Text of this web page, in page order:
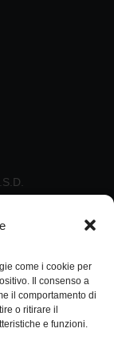
come i cookie per
Il consenso a
il comportamento di
o ritirare il
e funzioni.